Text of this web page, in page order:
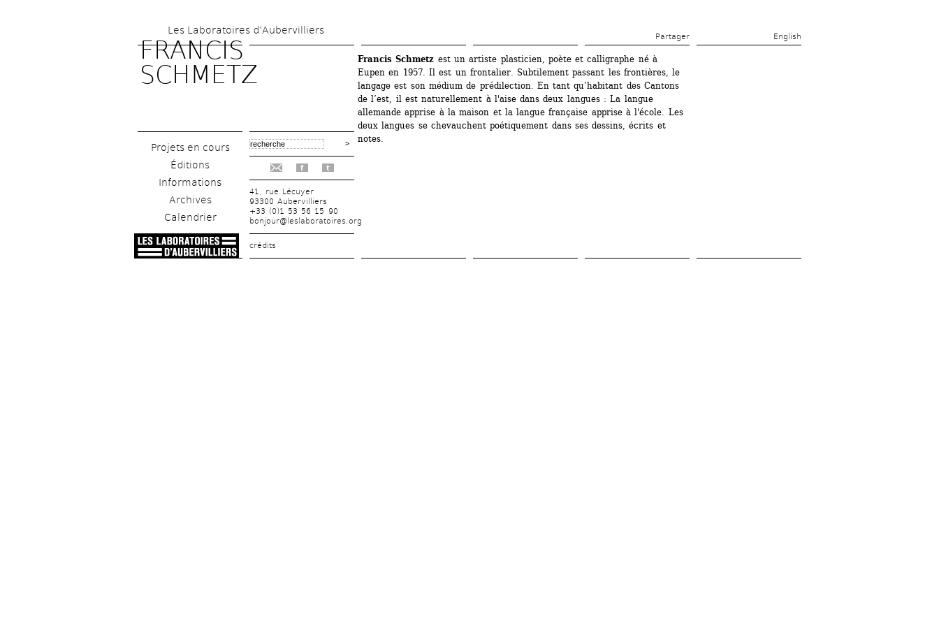
contenu
principal
Les Laboratoires d’Aubervilliers
Partager English
FRANCIS
SCHMETZ
Projets en cours
Éditions
Informations
Archives
Calendrier
f t
41, rue Lécuyer
93300 Aubervilliers
+33 (0)1 53 56 15 90
bonjour@leslaboratoires.org
crédits
Francis Schmetz est un artiste plasticien, poète et calligraphe né à
Eupen en 1957. Il est un frontalier. Subtilement passant les frontières, le
langage est son médium de prédilection. En tant qu’habitant des Cantons
de l’est, il est naturellement à l'aise dans deux langues : La langue
allemande apprise à la maison et la langue française apprise à l'école. Les
deux langues se chevauchent poétiquement dans ses dessins, écrits et
notes.